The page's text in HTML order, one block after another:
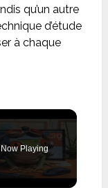
qu’un autre
d’étude
à chaque
Now Playing